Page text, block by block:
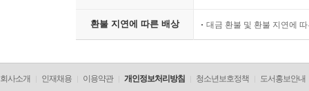
환불 지연에 따른 배상 대금 환불 및 환불 지연에
회사소개 인재채용 이용약관 개인정보처리방침 청소년보호정책 도서홍보안내